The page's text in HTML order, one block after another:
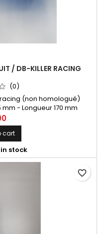
/ DB-KILLER RACING
(0)
(non homologué)
- Longueur 170 mm
cart
stock
favorite_border